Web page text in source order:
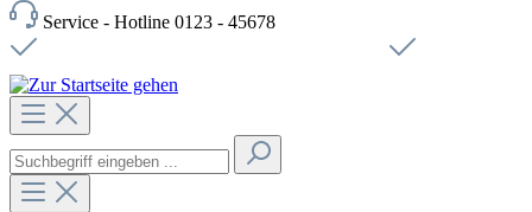
Service - Hotline 0123 - 45678